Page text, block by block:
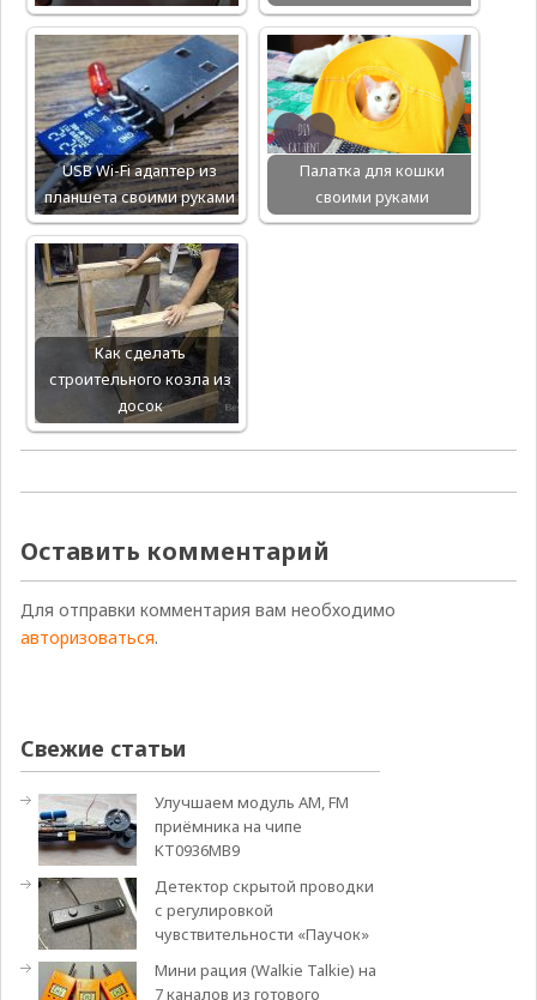
USB Wi-Fi адаптер из
планшета своими руками
Палатка для кошки
своими руками
Как сделать
строительного козла из
досок
Оставить комментарий
Для отправки комментария вам необходимо
авторизоваться.
Свежие статьи
Улучшаем модуль АМ, FM
приёмника на чипе
KT0936MB9
Детектор скрытой проводки
с регулировкой
чувствительности «Паучок»
Мини рация (Walkie Talkie) на
7 каналов из готового